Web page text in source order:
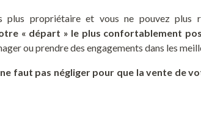
plus propriétaire et vous ne pouvez plus
« départ » le plus confortablement
ou prendre des engagements dans les
faut pas négliger pour que la vente de